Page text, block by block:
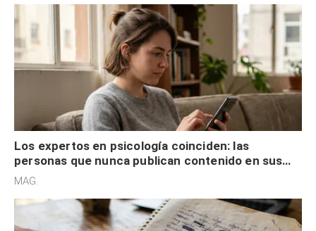
Los expertos en psicología coinciden: las
personas que nunca publican contenido en sus
redes sociales no pretenden buscar validación
MAG.